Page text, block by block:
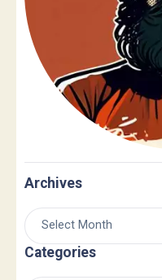
Archives
Categories